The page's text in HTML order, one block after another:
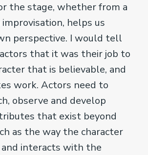
the stage, whether from a
helps us
perspective. I would tell
that it was their job to
that is believable, and
work. Actors need to
observe and develop
that exist beyond
as the way the character
interacts with the